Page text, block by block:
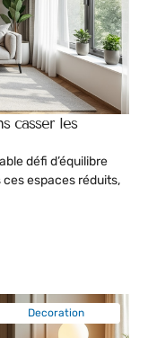
casser les
défi d’équilibre
espaces réduits,
Decoration